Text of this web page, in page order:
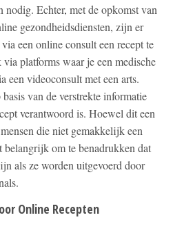
nodig. Echter, met de opkomst van
gezondheidsdiensten, zijn er
een online consult een recept te
platforms waar je een medische
een videoconsult met een arts.
van de verstrekte informatie
verantwoord is. Hoewel dit een
die niet gemakkelijk een
belangrijk om te benadrukken dat
als ze worden uitgevoerd door
Online Recepten